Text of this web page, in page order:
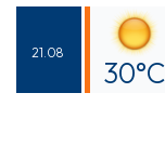
28°C
21.08
30°C